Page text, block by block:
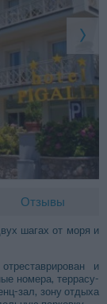
Отзывы
шагах от моря и
и
номера, террасу-
зал, зону отдыха